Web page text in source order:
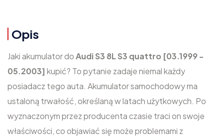
Opis
Jaki akumulator doAudi S3 8L S3 quattro [03.1999 -
05.2003] kupić? To pytanie zadaje niemal każdy
posiadacz tego auta. Akumulator samochodowy ma
ustaloną trwałość, określaną w latach użytkowych. Po
wyznaczonym przez producenta czasie traci on swoje
właściwości, co objawiać się może problemami z